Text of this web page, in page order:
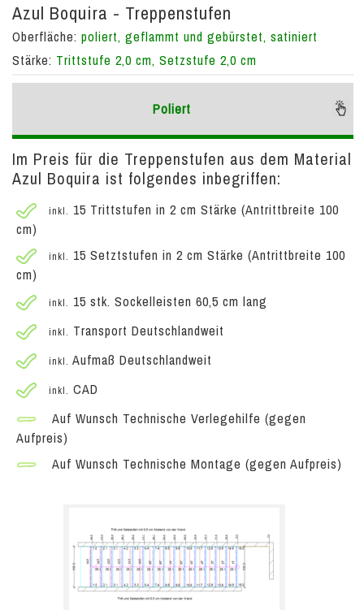
Azul Boquira - Treppenstufen
Oberfläche: poliert, geflammt und gebürstet, satiniert
Stärke: Trittstufe 2,0 cm, Setzstufe 2,0 cm
Poliert
Im Preis für die Treppenstufen aus dem Material
Azul Boquira ist folgendes inbegriffen:
inkl. 15 Trittstufen in 2 cm Stärke (Antrittbreite 100
cm)
inkl. 15 Setztstufen in 2 cm Stärke (Antrittbreite 100
cm)
inkl. 15 stk. Sockelleisten 60,5 cm lang
inkl. Transport Deutschlandweit
inkl. Aufmaß Deutschlandweit
inkl. CAD
Auf Wunsch Technische Verlegehilfe (gegen
Aufpreis)
Auf Wunsch Technische Montage (gegen Aufpreis)